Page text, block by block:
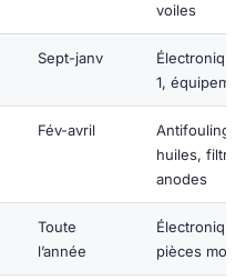
voiles
Sept-janv
1,
Fév-avril
Antifouling,
huiles,
anodes
Toute
l’année
Électronique,
pièces